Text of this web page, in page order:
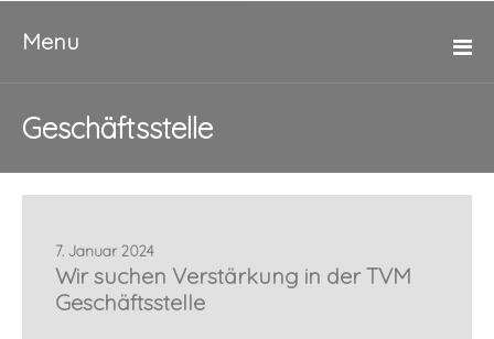
Menu
Geschäftsstelle
7. Januar 2024
Wir suchen Verstärkung in der TVM
Geschäftsstelle